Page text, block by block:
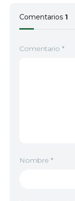
Comentarios 1
Comentario *
Nombre *